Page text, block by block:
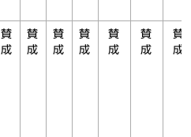
賛
成
賛
成
賛
成
賛
成
賛
成
賛
成
賛
成